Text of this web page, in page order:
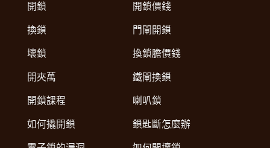
開鎖
換鎖
壞鎖
開夾萬
開鎖課程
如何撬開鎖
開鎖價錢
門閘開鎖
換鎖膽價錢
鐵閘換鎖
喇叭鎖
鎖匙斷怎麼辦